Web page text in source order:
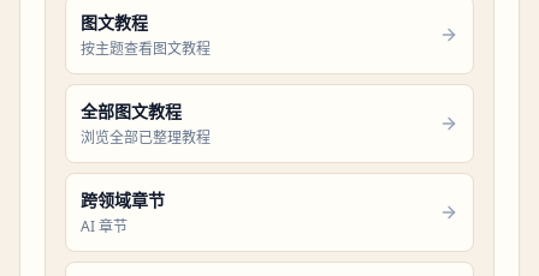
图文教程
按主题查看图文教程
全部图文教程
浏览全部已整理教程
跨领域章节
AI 章节